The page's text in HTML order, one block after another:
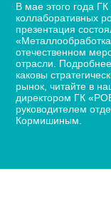
В мае этого года
коллаборативных
презентация
отечественном
отрасли.
каковы
рынок, читайте в
директором ГК
руководителем
Кормишиным.